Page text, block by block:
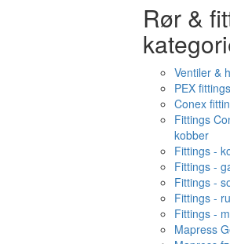
Rør &
Ventiler &
PEX fittings
Conex
Fittings
kobber
Fittings -
Fittings -
Fittings -
Fittings -
Fittings -
Mapress